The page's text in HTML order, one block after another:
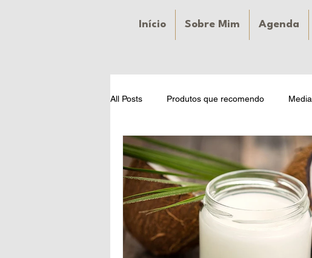
Início Sobre Mim Agenda
All Posts Produtos que recomendo Media